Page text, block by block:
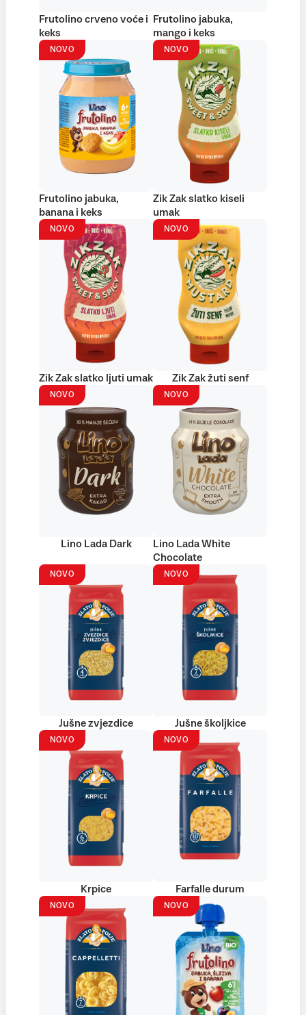
Frutolino crveno voće i
keks
Frutolino jabuka,
mango i keks
NOVO
Frutolino jabuka,
banana i keks
NOVO
Zik Zak slatko kiseli
umak
NOVO
Zik Zak slatko ljuti umak
NOVO
Zik Zak žuti senf
NOVO
Lino Lada Dark
NOVO
Lino Lada White
Chocolate
NOVO
Jušne zvjezdice
NOVO
Jušne školjkice
NOVO
Krpice
NOVO
Farfalle durum
NOVO NOVO